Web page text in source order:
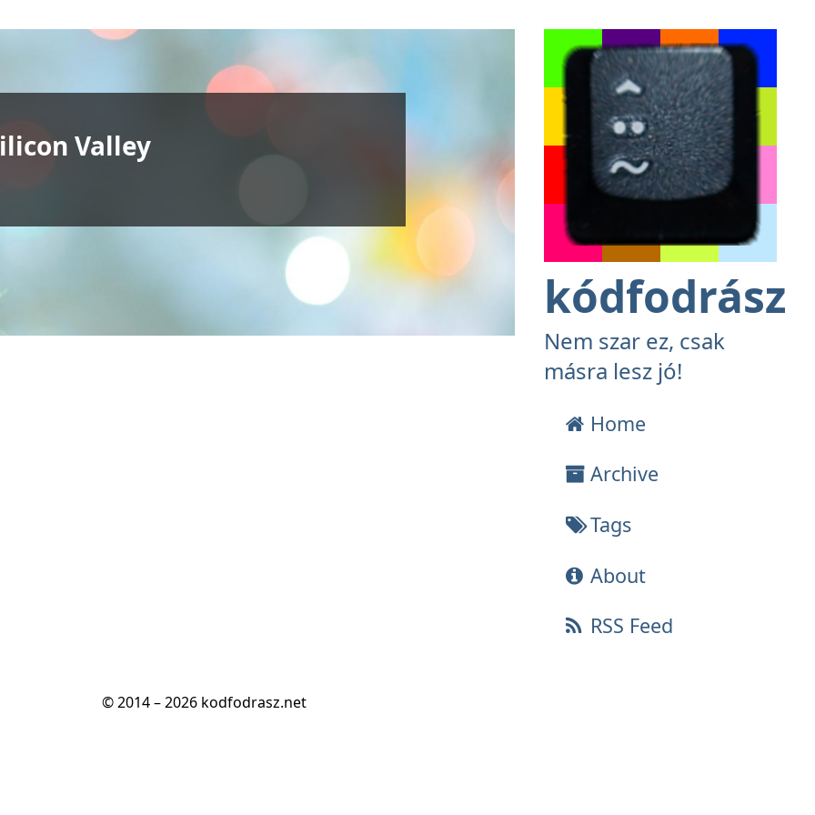
kódfodrász
Nem szar ez, csak
másra lesz jó!
Home
Archive
Tags
About
RSS Feed
Valley
© 2014 – 2026 kodfodrasz.net